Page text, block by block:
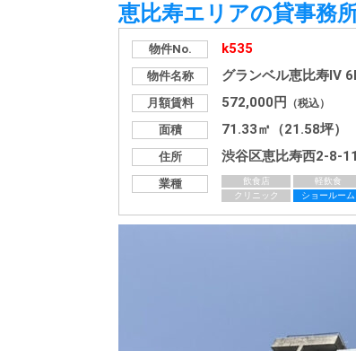
恵比寿エリアの貸事務
物件No. k535
物件名称 グランベル恵比寿Ⅳ
月額賃料 572,000円 （税込）
面積 71.33㎡（21.58坪）
住所 渋谷区恵比寿西2-8-11
業種 飲食店 軽飲食
クリニック
ショールーム